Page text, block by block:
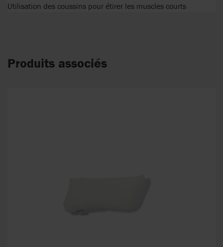
Utilisation des coussins pour étirer les muscles courts
Produits associés